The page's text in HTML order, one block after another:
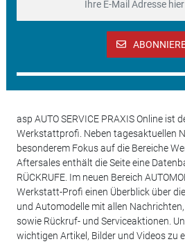
asp AUTO SERVICE PRAXIS Online ist
Werkstattprofi. Neben tagesaktuellen
besonderem Fokus auf die Bereiche
Aftersales enthält die Seite eine
RÜCKRUFE. Im neuen Bereich
Werkstatt-Profi einen Überblick über
und Automodelle mit allen
sowie Rückruf- und Serviceaktionen.
wichtigen Artikel, Bilder und Videos zu